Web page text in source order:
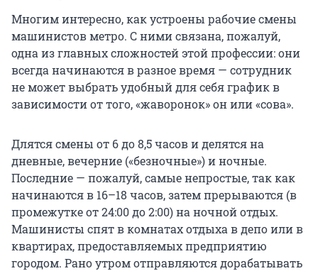
Многим интересно, как устроены рабочие смены
машинистов метро. С ними связана, пожалуй,
одна из главных сложностей этой профессии: они
всегда начинаются в разное время — сотрудник
не может выбрать удобный для себя график в
зависимости от того, «жаворонок» он или «сова».
Длятся смены от 6 до 8,5 часов и делятся на
дневные, вечерние («безночные») и ночные.
Последние — пожалуй, самые непростые, так как
начинаются в 16–18 часов, затем прерываются (в
промежутке от 24:00 до 2:00) на ночной отдых.
Машинисты спят в комнатах отдыха в депо или в
квартирах, предоставляемых предприятию
городом. Рано утром отправляются дорабатывать